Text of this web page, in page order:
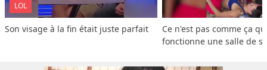
LOL
Son visage à la fin était juste parfait
Ce n'est pas comme ça
fonctionne une salle de